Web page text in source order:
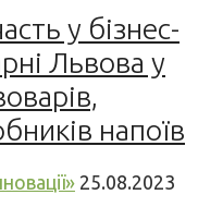
у бізнес-
Львова у
напоїв
25.08.2023